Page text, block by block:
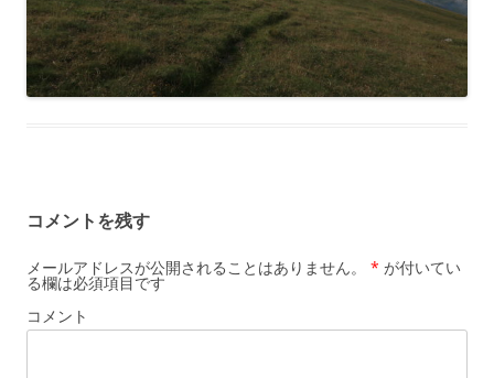
コメントを残す
メールアドレスが公開されることはありません。 * が付いてい
る欄は必須項目です
コメント